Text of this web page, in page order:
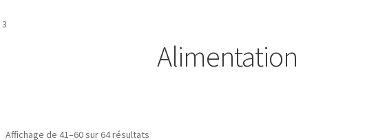
Alimentation
Affichage de 41–60 sur 64 résultats